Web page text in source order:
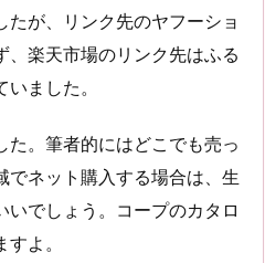
が、リンク先のヤフーショ
、楽天市場のリンク先はふる
ました。
。筆者的にはどこでも売っ
でネット購入する場合は、生
でしょう。コープのカタロ
よ。